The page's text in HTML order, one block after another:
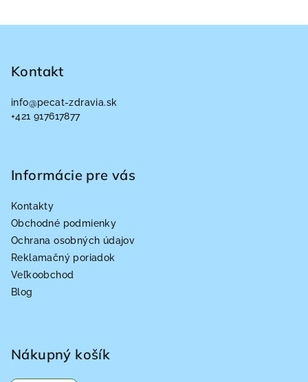
Kontakt
info@pecat-zdravia.sk
+421 917617877
Informácie pre vás
Kontakty
Obchodné podmienky
Ochrana osobných údajov
Reklamačný poriadok
Veľkoobchod
Blog
Nákupný košík